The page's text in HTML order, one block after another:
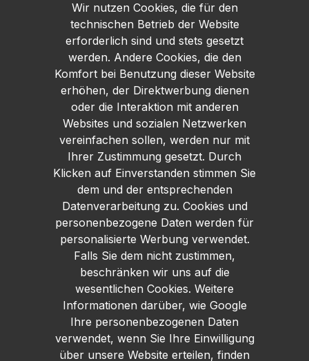
Wir nutzen Cookies, die für den
technischen Betrieb der Website
erforderlich sind und stets gesetzt
werden. Andere Cookies, die den
Komfort bei Benutzung dieser Website
erhöhen, der Direktwerbung dienen
oder die Interaktion mit anderen
Websites und sozialen Netzwerken
vereinfachen sollen, werden nur mit
Ihrer Zustimmung gesetzt. Durch
Klicken auf Einverstanden stimmen Sie
dem und der entsprechenden
Datenverarbeitung zu. Cookies und
personenbezogene Daten werden für
personalisierte Werbung verwendet.
Falls Sie dem nicht zustimmen,
beschränken wir uns auf die
wesentlichen Cookies. Weitere
Informationen darüber, wie Google
Ihre personenbezogenen Daten
verwendet, wenn Sie Ihre Einwilligung
über unsere Website erteilen, finden